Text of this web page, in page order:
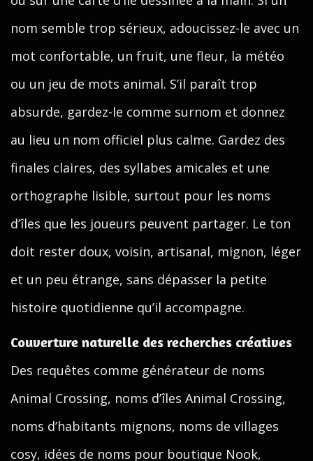
nom semble trop sérieux, adoucissez-le avec un
mot confortable, un fruit, une fleur, la météo
ou un jeu de mots animal. S’il paraît trop
absurde, gardez-le comme surnom et donnez
au lieu un nom officiel plus calme. Gardez des
finales claires, des syllabes amicales et une
orthographe lisible, surtout pour les noms
d’îles que les joueurs peuvent partager. Le ton
doit rester doux, voisin, artisanal, mignon, léger
et un peu étrange, sans dépasser la petite
histoire quotidienne qu’il accompagne.
Couverture naturelle des recherches créatives
Des requêtes comme générateur de noms
Animal Crossing, noms d’îles Animal Crossing,
noms d’habitants mignons, noms de villages
cosy, idées de noms pour boutique Nook,